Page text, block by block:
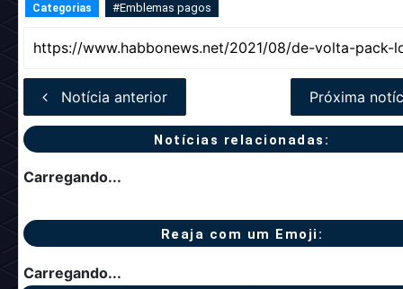
Categorias #Emblemas pagos
Notícia anterior Próxima
Notícias relacionadas:
Carregando...
Reaja com um Emoji:
Carregando...